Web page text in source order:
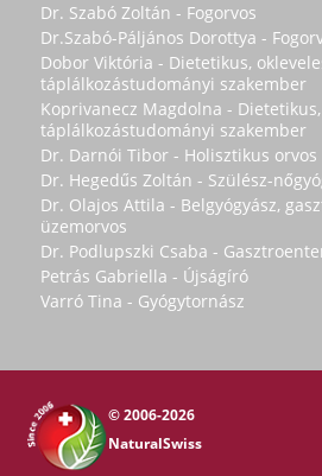
Dr. Szabó Zoltán - Fogorvos
Dr.Szabó-Páljános Dorottya -
Dobor Viktória - Dietetikus,
táplálkozástudományi szakember
Koprivanecz Magdolna -
táplálkozástudományi szakember
Dr. Darnói Tibor - Holisztikus orvos
Dr. Hegedűs Zoltán - Szülész-
Dr. Olajos Attila - Belgyógyász,
üzemorvos
Dr. Podlupszki Csaba -
Petrás Gabriella - Újságíró
Varró Tina - Gyógytornász
© 2006-2026
NaturalSwiss